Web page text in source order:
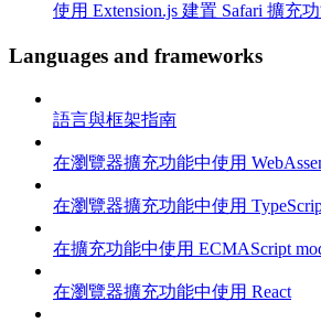
使用 Extension.js 建置 Safari 擴充
Languages and frameworks
語言與框架指南
在瀏覽器擴充功能中使用
在瀏覽器擴充功能中使用
在擴充功能中使用 ECMAScript
在瀏覽器擴充功能中使用 React